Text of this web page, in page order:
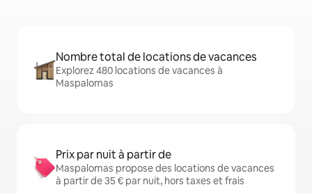
Nombre total de locations de vacances
Explorez 480 locations de vacances à
Maspalomas
Prix par nuit à partir de
Maspalomas propose des locations de vacances
à partir de 35 € par nuit, hors taxes et frais